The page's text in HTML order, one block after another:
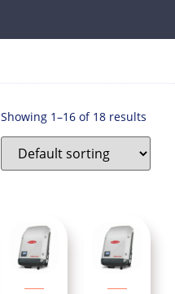
Showing 1–16 of 18 results